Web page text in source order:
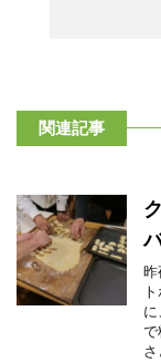
関連記事
昨
で